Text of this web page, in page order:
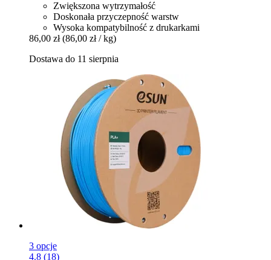
Zwiększona wytrzymałość
Doskonała przyczepność warstw
Wysoka kompatybilność z drukarkami
86,00 zł (86,00 zł / kg)
Dostawa do 11 sierpnia
3 opcje
4.8 (18)